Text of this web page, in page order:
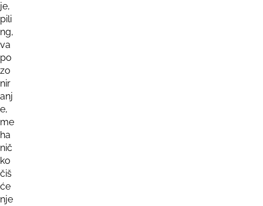
je,
pili
ng,
va
po
zo
nir
anj
e,
me
ha
nič
ko
čiš
će
nje